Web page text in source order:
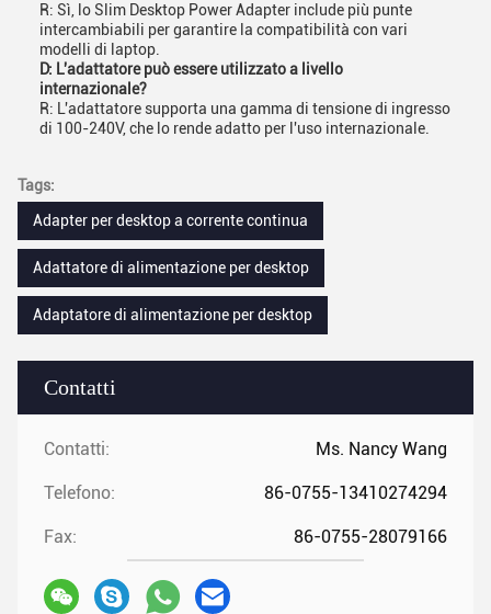
Contatti
Contatti: Ms. Nancy Wang
Telefono: 86-0755-13410274294
Fax: 86-0755-28079166
R: Sì, lo Slim Desktop Power Adapter include più punte
intercambiabili per garantire la compatibilità con vari
modelli di laptop.
D: L'adattatore può essere utilizzato a livello
internazionale?
R: L'adattatore supporta una gamma di tensione di ingresso
di 100-240V, che lo rende adatto per l'uso internazionale.
Tags:
Adapter per desktop a corrente continua
Adattatore di alimentazione per desktop
Adaptatore di alimentazione per desktop